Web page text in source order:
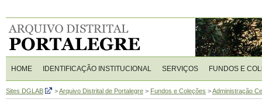
HOME IDENTIFICAÇÃO INSTITUCIONAL SERVIÇOS FUNDOS E
Sites DGLAB >Arquivo Distrital de Portalegre > Fundos e Coleções >Administração